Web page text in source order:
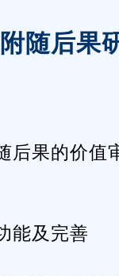
随后果
后果的价
能及完善